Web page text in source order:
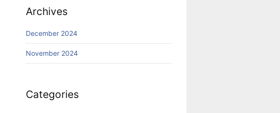
Archives
December 2024
November 2024
Categories